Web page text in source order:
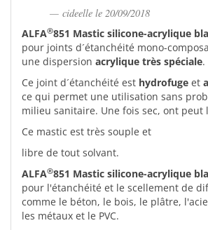
cideelle le 20/09/2018
ALFA®851 Mastic silicone-acrylique
pour joints d´étanchéité mono-
une dispersion acrylique très spéciale.
Ce joint d´étanchéité est hydrofuge et
ce qui permet une utilisation sans
milieu sanitaire. Une fois sec, ont peut
Ce mastic est très souple et
libre de tout solvant.
ALFA®851 Mastic silicone-acrylique
pour l'étanchéité et le scellement de
comme le béton, le bois, le plâtre,
les métaux et le PVC.